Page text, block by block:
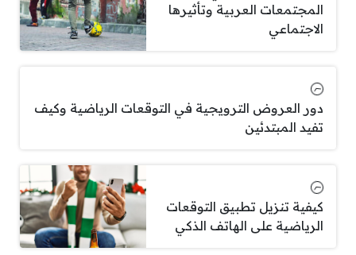
المجتمعات العربية وتأثيرها
الاجتماعي
دور العروض الترويجية في التوقعات الرياضية وكيف
تفيد المبتدئين
كيفية تنزيل تطبيق التوقعات
الرياضية على الهاتف الذكي